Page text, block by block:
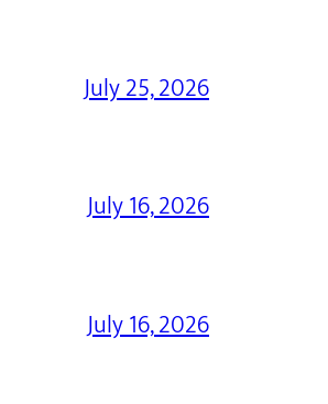
July 25, 2026
July 16, 2026
July 16, 2026